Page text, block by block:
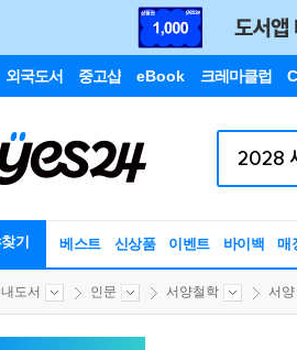
외국도서 중고샵 eBook 크레마클럽
기 베스트 신상품 이벤트 바이백 매
도서 인문 서양철학 서